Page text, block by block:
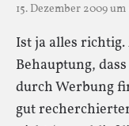
15. Dezember 2009 um
Ist ja alles
Behauptung,
durch Werbung
gut